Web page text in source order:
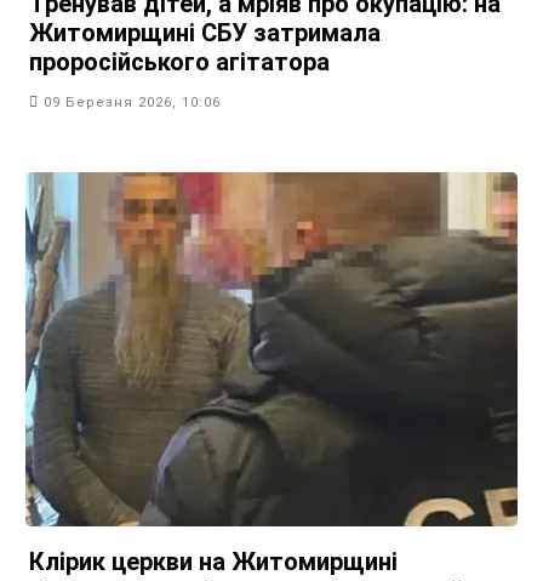
Житомирщині СБУ затримала
проросійського агітатора
09 Березня 2026, 10:06
Клірик церкви на Житомирщині